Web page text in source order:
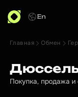
En
Главная Обмен
Покупка, продажа